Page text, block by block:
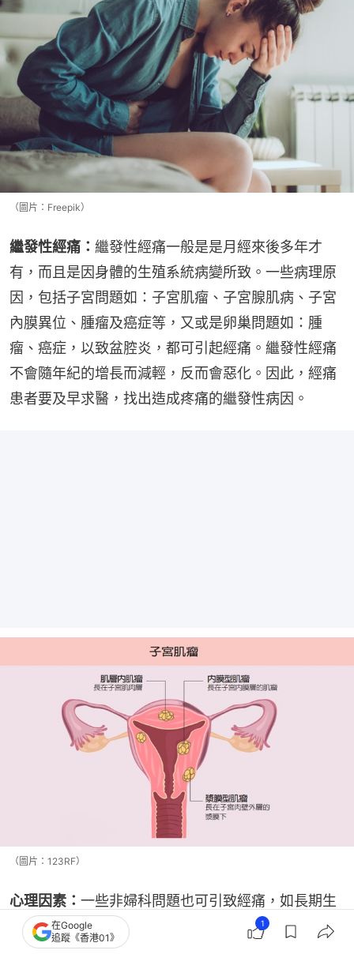
（圖片：Freepik）
繼發性經痛： 繼發性經痛一般是是月經來後多年才
有，而且是因身體的生殖系統病變所致。一些病理原
因，包括子宮問題如：子宮肌瘤、子宮腺肌病、子宮
內膜異位、腫瘤及癌症等，又或是卵巢問題如：腫
瘤、癌症，以致盆腔炎，都可引起經痛。繼發性經痛
不會隨年紀的增長而減輕，反而會惡化。因此，經痛
患者要及早求醫，找出造成疼痛的繼發性病因。
（圖片：123RF）
心理因素： 一些非婦科問題也可引致經痛，如長期生
活壓力大、讀書考試壓力大、生活節奏過急及一些不
在Google
追蹤《香港01》
1